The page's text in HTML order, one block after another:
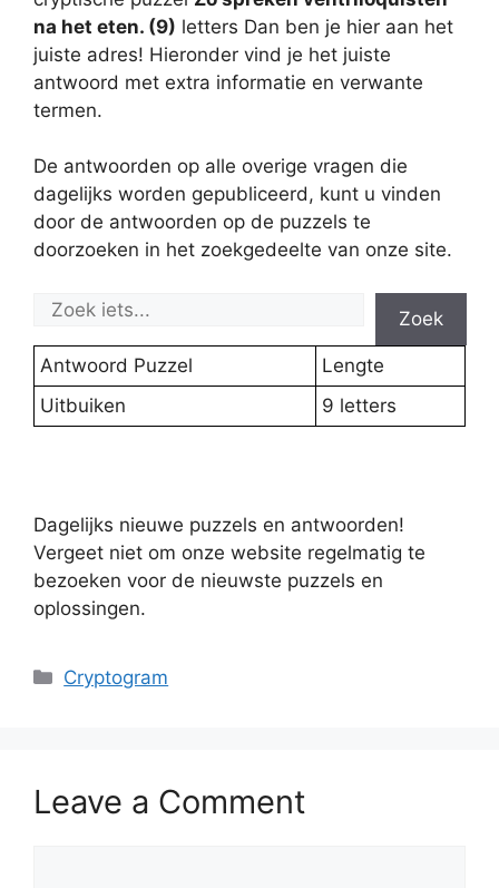
na het eten. (9) letters Dan ben je hier aan het
juiste adres! Hieronder vind je het juiste
antwoord met extra informatie en verwante
termen.
De antwoorden op alle overige vragen die
dagelijks worden gepubliceerd, kunt u vinden
door de antwoorden op de puzzels te
doorzoeken in het zoekgedeelte van onze site.
Zoek
Antwoord Puzzel
Lengte
Uitbuiken
9 letters
Dagelijks nieuwe puzzels en antwoorden!
Vergeet niet om onze website regelmatig te
bezoeken voor de nieuwste puzzels en
oplossingen.
Categories
Cryptogram
Leave a Comment